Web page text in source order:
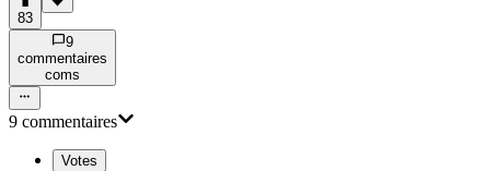
83
9
commentaires
coms
9 commentaires
Votes